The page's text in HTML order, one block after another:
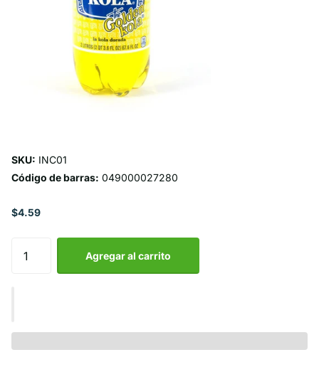
SKU: INC01
Código de barras: 049000027280
$4.59
Agregar al carrito